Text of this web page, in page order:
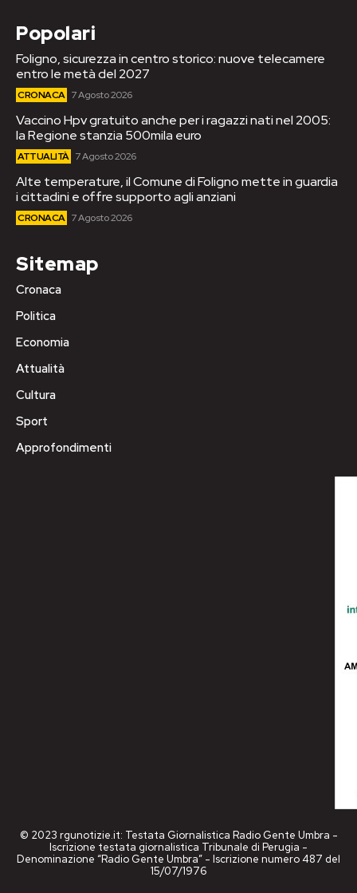
Popolari
Foligno, sicurezza in centro storico: nuove telecamere
entro le metà del 2027
CRONACA 7 Agosto 2026
Vaccino Hpv gratuito anche per i ragazzi nati nel 2005:
la Regione stanzia 500mila euro
ATTUALITÀ 7 Agosto 2026
Alte temperature, il Comune di Foligno mette in guardia
i cittadini e offre supporto agli anziani
CRONACA 7 Agosto 2026
Sitemap
Cronaca
Politica
Economia
Attualità
Cultura
Sport
Approfondimenti
© 2023 rgunotizie.it: Testata Giornalistica Radio Gente Umbra -
Iscrizione testata giornalistica Tribunale di Perugia -
Denominazione “Radio Gente Umbra” - Iscrizione numero 487 del
15/07/1976